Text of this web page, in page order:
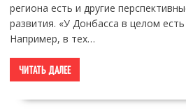
региона есть и другие
развития. «У Донбасса в целом
Например, в тех…
ЧИТАТЬ ДАЛЕЕ